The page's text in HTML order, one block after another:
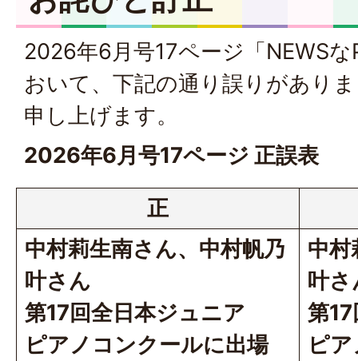
2026年6月号17ページ「NEWS
おいて、下記の通り誤りがあり
申し上げます。
2026年6月号17ページ 正誤表
正
中村莉生南さん、中村帆乃
叶さん
第17回全日本ジュニア
ピアノコンクールに出場
中村
叶さ
第
ピ